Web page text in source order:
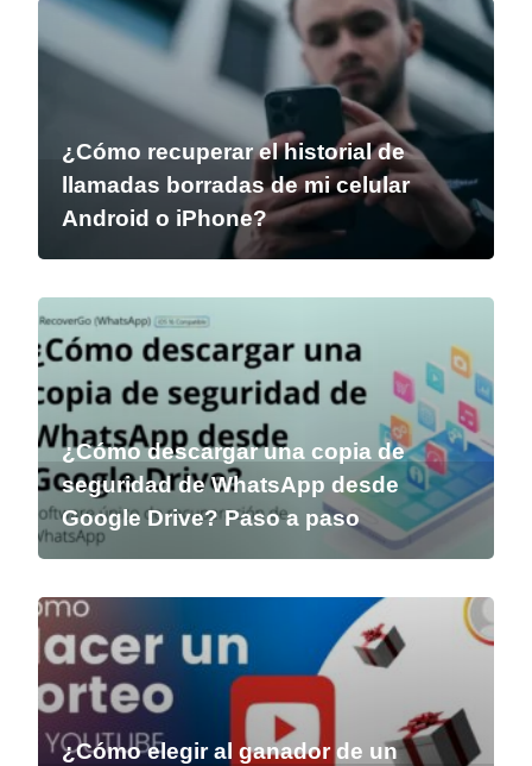
¿Cómo recuperar el historial de
llamadas borradas de mi celular
Android o iPhone?
¿Cómo descargar una copia de
seguridad de WhatsApp desde
Google Drive? Paso a paso
¿Cómo elegir al ganador de un